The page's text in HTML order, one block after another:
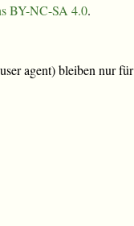
BY-NC-SA 4.0.
agent) bleiben nur für